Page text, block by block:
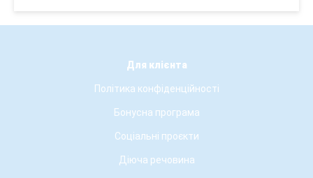
Для клієнта
Політика конфіденційності
Бонусна програма
Соціальні проєкти
Діюча речовина